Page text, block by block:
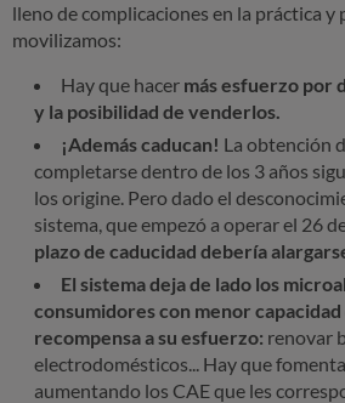
lleno de complicaciones en la práctica y
movilizamos:
Hay que hacer más esfuerzo por
y la posibilidad de venderlos.
¡Además caducan! La obtención
completarse dentro de los 3 años
los origine. Pero dado el
sistema, que empezó a operar el 26
plazo de caducidad debería
El sistema deja de lado los
consumidores con menor capacidad
recompensa a su esfuerzo: renovar
electrodomésticos... Hay que
aumentando los CAE que les